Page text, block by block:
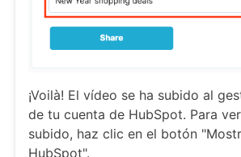
¡Voilà! El vídeo se ha subido al
de tu cuenta de HubSpot. Para
subido, haz clic en el botón
HubSpot".